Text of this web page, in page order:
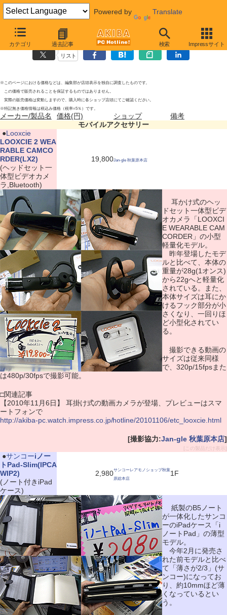
Powered by Translate
カテゴリ 過去記事 検索 Impressサイト
モバイルアクセサリーの新製品(2011年8月27日)
リスト
※このページにおける価格などは、編集部が店頭表示を独自に調査したものです。
この価格で販売されることを保証するものではありません。
実際の販売価格は変動しますので、購入時に各ショップ店頭にてご確認ください。
※特記無き価格情報は税込み価格（税率=5％）です。
メーカー/製品名 価格(円) ショップ
備考
モバイルアクセサリー
●Looxcie
LOOXCIE 2 WEA
RABLE CAMCO
RDER(LX2)
(ヘッドセット一
体型ビデオカメ
ラ,Bluetooth)
19,800Jan-gle 秋葉原本店
耳かけ式のヘッ
ドセット一体型ビデ
オカメラ「LOOXCI
E WEARABLE CAM
CORDER」の小型
軽量化モデル。
昨年登場したモデ
ルと比べて、本体の
重量が28g(1オンス)
から22gへと軽量化
されている。また、
本体サイズは耳にか
けるフック部分が小
さくなり、一回りほ
ど小型化されてい
る。
撮影できる動画の
サイズは従来同様
で、320p/15fpsまた
は480p/30fpsで撮影可能。
□関連記事
【2010年11月6日】 耳掛け式の動画カメラが登場、プレビューはスマ
ートフォンで
http://akiba-pc.watch.impress.co.jp/hotline/20101106/etc_looxcie.html
[撮影協力:Jan-gle 秋葉原本店]
[この製品だけ表示]
●サンコーiノー
トPad-Slim(IPCA
WIP2)
(ノート付きiPad
ケース)
2,980サンコーレアモノショップ秋葉
原総本店
1F
紙製のB5ノート
が一体化したサンコ
ーのiPadケース「i
ノートPad」の薄型
モデル。
今年2月に発売さ
れた前モデルと比べ
て「薄さが2/3」(サ
ンコー)になってお
り、約10mmほど薄
くなっているとい
う。